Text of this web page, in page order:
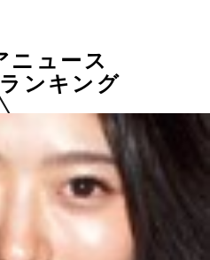
ニュース
ンキング